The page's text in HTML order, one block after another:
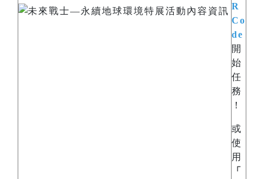
R
Co
de
開
始
任
務
！
或
使
用
「